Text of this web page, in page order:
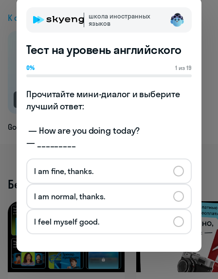
К следующей статье
NEW
Governing
Бесплатные активности
школа иностранных
языков
Тест на уровень английского
0% 1 из 19
Прочитайте мини-диалог и выберите
лучший ответ:
— _________
I am fine, thanks.
I am normal, thanks.
I feel myself good.